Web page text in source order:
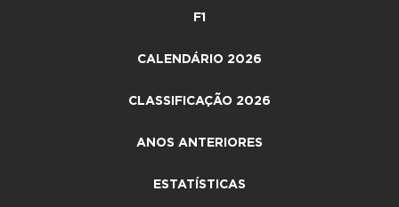
F1
CALENDÁRIO 2026
CLASSIFICAÇÃO 2026
ANOS ANTERIORES
ESTATÍSTICAS